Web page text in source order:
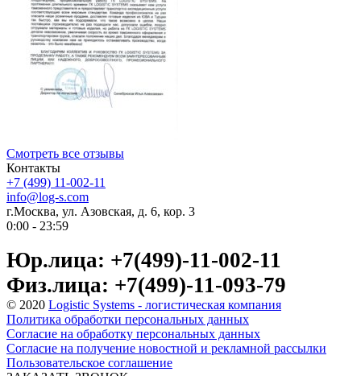
Смотреть все отзывы
Контакты
+7 (499) 11-002-11
info@log-s.com
г.Москва, ул. Азовская, д. 6, кор. 3
0:00 - 23:59
Юр.лица: +7(499)-11-002-11
Физ.лица: +7(499)-11-093-79
© 2020 Logistic Systems - логистическая компания
Политика обработки персональных данных
Согласие на обработку персональных данных
Согласие на получение новостной и рекламной рассылки
Пользовательское соглашение